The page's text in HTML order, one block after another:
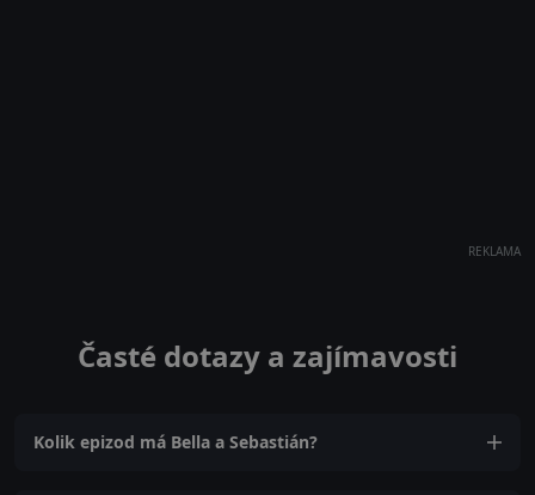
REKLAMA
Časté dotazy a zajímavosti
Kolik epizod má Bella a Sebastián?